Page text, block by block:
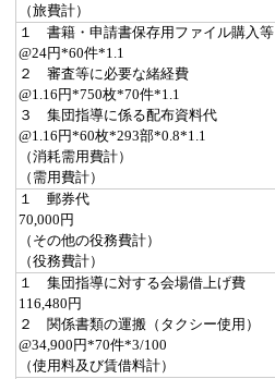
（旅費計）
１ 書籍・申請書保存用ファイル購入等
@24円*60件*1.1
２ 審査等に必要な緒経費
@1.16円*750枚*70件*1.1
３ 集団指導に係る配布資料代
@1.16円*60枚*293部*0.8*1.1
（消耗需用費計）
（需用費計）
１ 郵券代
70,000円
（その他の役務費計）
（役務費計）
１ 集団指導に対する会場借上げ費
116,480円
２ 関係書類の運搬（タクシー使用）
@34,900円*70件*3/100
（使用料及び賃借料計）